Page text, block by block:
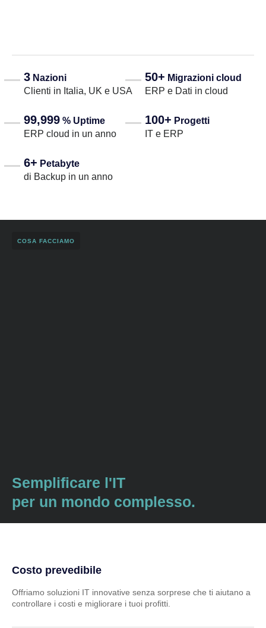
3 Nazioni
Clienti in Italia, UK e USA
50+ Migrazioni cloud
ERP e Dati in cloud
99,999 % Uptime
ERP cloud in un anno
100+ Progetti
IT e ERP
6+ Petabyte
di Backup in un anno
COSA FACCIAMO
Semplificare l'IT
per un mondo complesso.
Costo prevedibile
Offriamo soluzioni IT innovative senza sorprese che ti aiutano a
controllare i costi e migliorare i tuoi profitti.